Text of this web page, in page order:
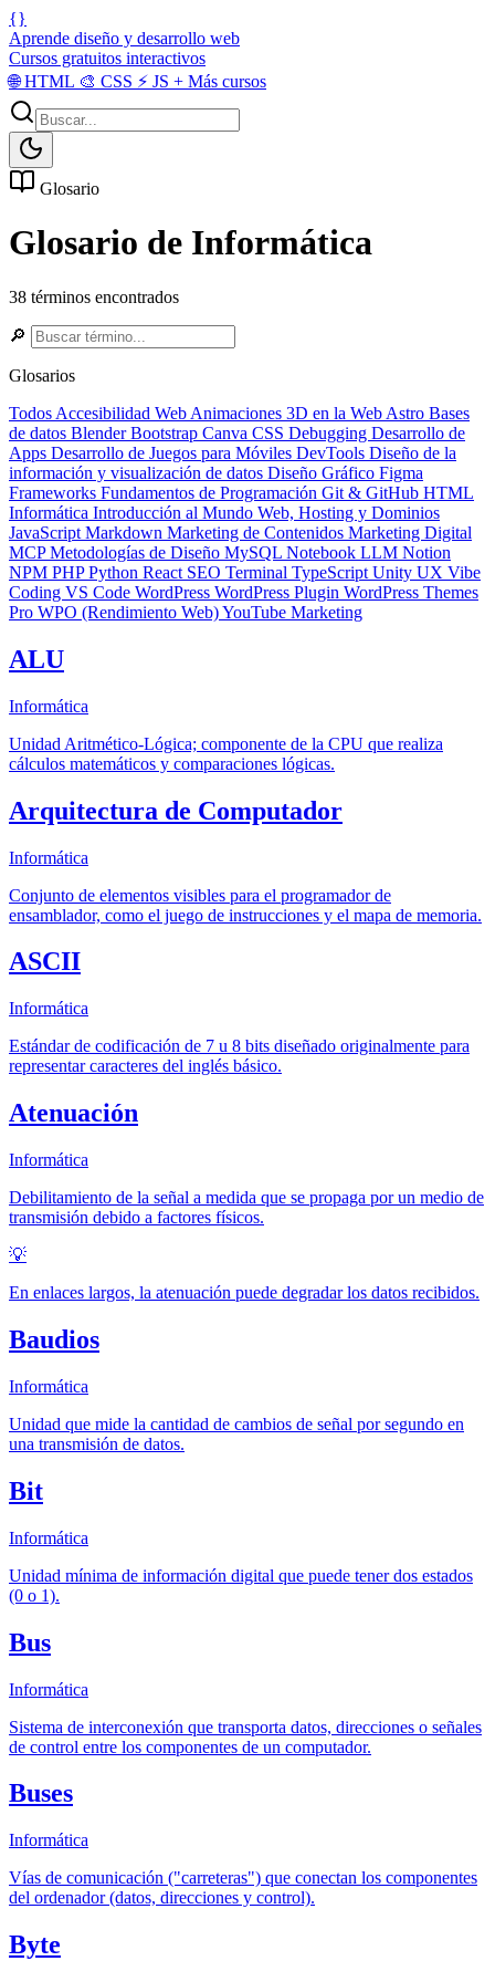
{}
Aprende diseño y desarrollo web
Cursos gratuitos interactivos
🌐HTML 🎨 CSS ⚡ JS + Más cursos
Glosario
Glosario de Informática
38 términos encontrados
🔎
Glosarios
Todos Accesibilidad Web Animaciones 3D en la Web Astro Bases
de datos BlenderBootstrap Canva CSS Debugging Desarrollo de
Apps Desarrollo de Juegos para Móviles DevTools Diseño de la
información y visualización de datos Diseño Gráfico Figma
Frameworks Fundamentos de Programación Git & GitHub HTML
Informática Introducción al Mundo Web, Hosting y Dominios
JavaScript Markdown Marketing de Contenidos Marketing Digital
MCPMetodologías de Diseño MySQL Notebook LLM Notion
NPM PHPPython React SEO Terminal TypeScript Unity UX Vibe
Coding VS Code WordPress WordPress Plugin WordPress Themes
Pro WPO (Rendimiento Web)YouTube Marketing
ALU
Informática
Unidad Aritmético-Lógica; componente de la CPU que realiza
cálculos matemáticos y comparaciones lógicas.
Arquitectura de Computador
Informática
Conjunto de elementos visibles para el programador de
ensamblador, como el juego de instrucciones y el mapa de memoria.
ASCII
Informática
Estándar de codificación de 7 u 8 bits diseñado originalmente para
representar caracteres del inglés básico.
Atenuación
Informática
Debilitamiento de la señal a medida que se propaga por un medio de
transmisión debido a factores físicos.
💡
En enlaces largos, la atenuación puede degradar los datos recibidos.
Baudios
Informática
Unidad que mide la cantidad de cambios de señal por segundo en
una transmisión de datos.
Bit
Informática
Unidad mínima de información digital que puede tener dos estados
(0 o 1).
Bus
Informática
Sistema de interconexión que transporta datos, direcciones o señales
de control entre los componentes de un computador.
Buses
Informática
Vías de comunicación ("carreteras") que conectan los componentes
del ordenador (datos, direcciones y control).
Byte